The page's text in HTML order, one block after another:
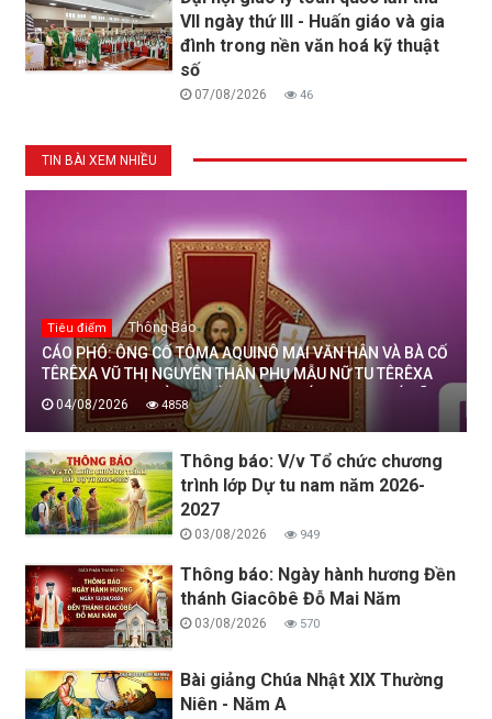
VII ngày thứ III - Huấn giáo và gia
đình trong nền văn hoá kỹ thuật
số
07/08/2026 46
TIN BÀI XEM NHIỀU
Tiêu điểm Thông Báo
CÁO PHÓ: ÔNG CỐ TÔMA AQUINÔ MAI VĂN HÂN VÀ BÀ CỐ
TÊRÊXA VŨ THỊ NGUYÊN THÂN PHỤ MẪU NỮ TU TÊRÊXA
MAI THỊ THỊNH, DÒNG MẾN THÁNH GIÁ THANH HOÁ ĐÃ
AN NGHỈ TRONG CHÚA, NGÀY 04/08/2026
04/08/2026 4858
Thông báo: V/v Tổ chức chương
trình lớp Dự tu nam năm 2026-
2027
03/08/2026 949
Thông báo: Ngày hành hương Đền
thánh Giacôbê Đỗ Mai Năm
03/08/2026 570
Bài giảng Chúa Nhật XIX Thường
Niên - Năm A